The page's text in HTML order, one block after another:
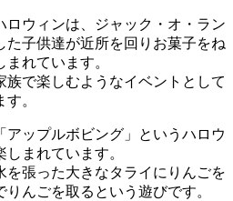
ロウィンは、ジャック・オ・ラン
た子供達が近所を回りお菓子をね
れています。
で楽しむようなイベントとして
。
アップルボビング」というハロウ
まれています。
を張った大きなタライにりんごを
んごを取るという遊びです。